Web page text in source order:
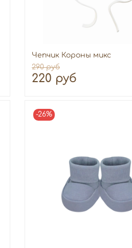
Чепчик Короны микс
290 руб
220 руб
-26%